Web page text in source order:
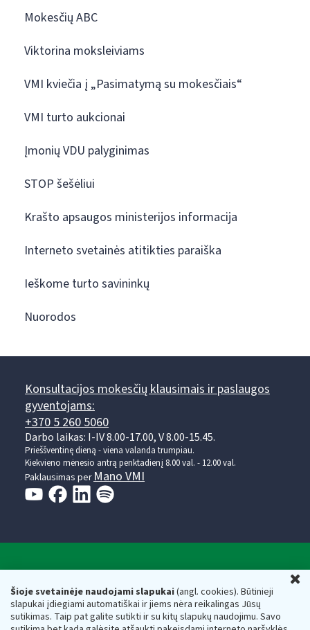
Šioje svetainėje naudojami slapukai(angl. cookies). Būtinieji
slapukai įdiegiami automatiškai ir jiems nėra reikalingas Jūsų
sutikimas. Taip pat galite sutikti ir su kitų slapukų naudojimu. Savo
Mokesčių ABC
Viktorina moksleiviams
VMI kviečia į „Pasimatymą su mokesčiais“
VMI turto aukcionai
Įmonių VDU palyginimas
STOP šešėliui
Krašto apsaugos ministerijos informacija
Interneto svetainės atitikties paraiška
Ieškome turto savininkų
Nuorodos
Konsultacijos mokesčių klausimais ir paslaugos
gyventojams:
+370 5 260 5060
Darbo laikas: I-IV 8.00-17.00, V 8.00-15.45.
Prieššventinę dieną - viena valanda trumpiau.
Kiekvieno mėnesio antrą penktadienį 8.00 val. - 12.00 val.
Paklausimas per Mano VMI
Respublikos finansų ministerijos
Biudžetinė įstaiga. Juridinio asmens kodas — 188659752,
adresas: Vasario 16-osios g. 14, 01107 Vilnius, Lietuva, el.paštas: